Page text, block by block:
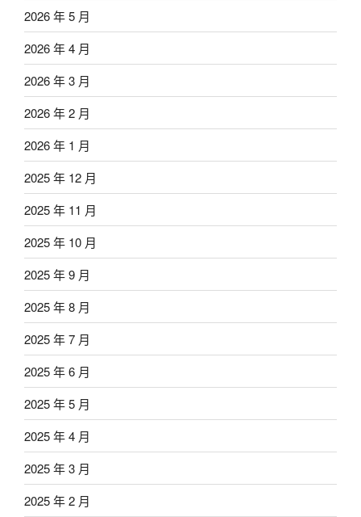
2026 年 5 月
2026 年 4 月
2026 年 3 月
2026 年 2 月
2026 年 1 月
2025 年 12 月
2025 年 11 月
2025 年 10 月
2025 年 9 月
2025 年 8 月
2025 年 7 月
2025 年 6 月
2025 年 5 月
2025 年 4 月
2025 年 3 月
2025 年 2 月